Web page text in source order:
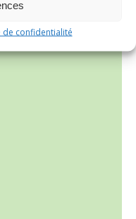
de confidentialité